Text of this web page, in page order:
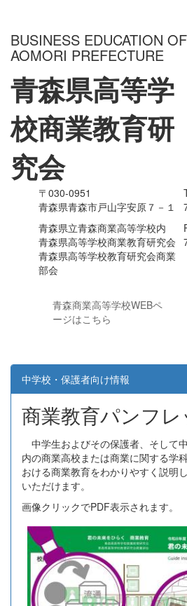
BUSINESS EDUCATION OF
AOMORI PREFECTURE
青森県高等学
校商業教育研
究会
〒030-0951
青森県青森市戸山字安原７－１
青森県立青森商業高等学校内
青森県高等学校商業教育研究会
青森県高等学校教育研究会商業
部会
青森商業高等学校WEBペ
ージはこちら
中学校・保護者向け情報
商業教育パンフレ
中学生およびその保護者、そして
内の商業高校または商業に関する学
おける商業教育をわかりやすく説明
いただけます。
画像クリックでPDF表示されます。